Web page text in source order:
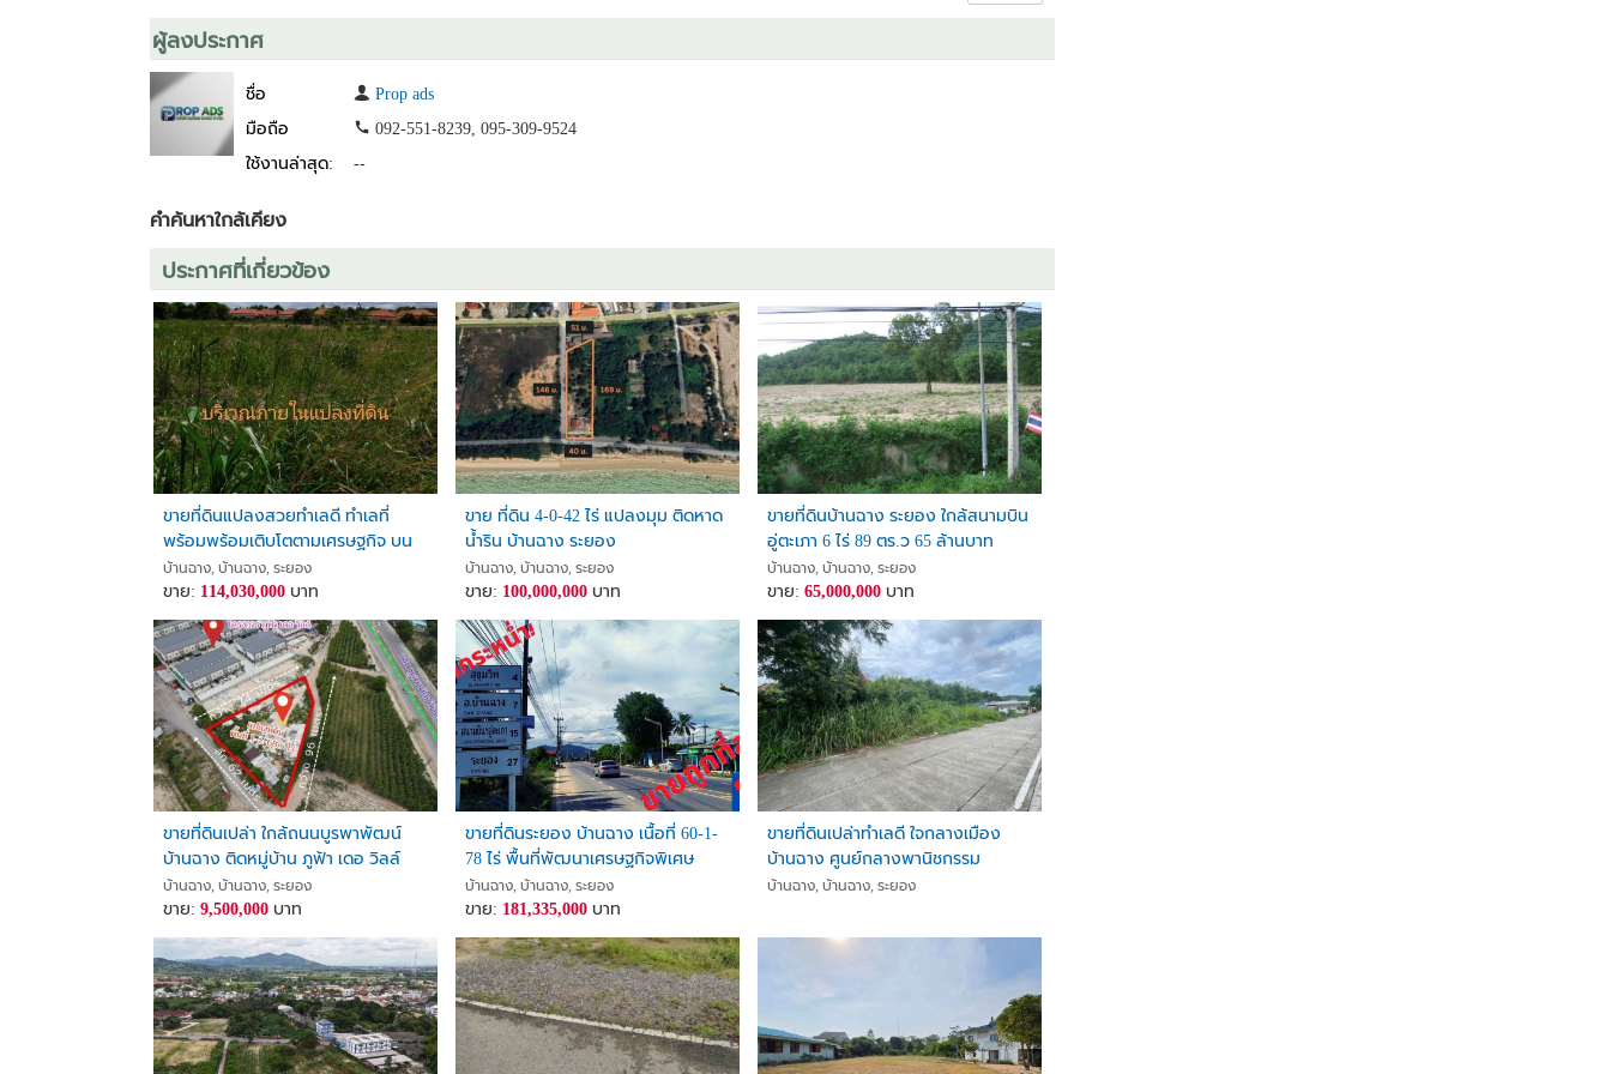
- นิคมอุตสาหกรรมมาบตาพุด
ราคาขายทั้งหมด : 3,626,000 บาท
ราคาตารางวาละ : 14,000 บาท
(หากสนใจซื้อแบบผ่อน สามารถโทรสอบถามรายละเอียดเพิ่มเติมได้)
ผู้ลงประกาศ
ชื่อ
Prop ads
มือถือ
092-551-8239, 095-309-9524
ใช้งานล่าสุด:
--
คำค้นหาใกล้เคียง
ประกาศที่เกี่ยวข้อง
ขายที่ดินแปลงสวยทำเลดี ทำเลที่
พร้อมพร้อมเติบโตตามเศรษฐกิจ บน
พื้นที่สีส้ม 19ไร่ 2 งาน อ.บ้านฉาง
จ.ระยอง
บ้านฉาง, บ้านฉาง, ระยอง
ขาย: 114,030,000บาท
ขาย ที่ดิน 4-0-42 ไร่ แปลงมุม ติดหาด
น้ำริน บ้านฉาง ระยอง
บ้านฉาง, บ้านฉาง, ระยอง
ขาย: 100,000,000 บาท
ขายที่ดินบ้านฉาง ระยอง ใกล้สนามบิน
อู่ตะเภา 6 ไร่ 89 ตร.ว 65 ล้านบาท
บ้านฉาง, บ้านฉาง, ระยอง
ขาย:65,000,000 บาท
ขายที่ดินเปล่า ใกล้ถนนบูรพาพัฒน์
บ้านฉาง ติดหมู่บ้าน ภูฟ้า เดอ วิลล์
บ้านฉาง, บ้านฉาง, ระยอง
ขาย: 9,500,000บาท
ขายที่ดินระยอง บ้านฉาง เนื้อที่ 60-1-
78 ไร่ พื้นที่พัฒนาเศรษฐกิจพิเศษ
EEC ใกล้ท่าเรือมาบตาพุต*ขายด่วน*
บ้านฉาง, บ้านฉาง, ระยอง
ขาย: 181,335,000 บาท
ขายที่ดินเปล่าทำเลดี ใจกลางเมือง
บ้านฉาง ศูนย์กลางพานิชกรรม
บ้านฉาง, บ้านฉาง, ระยอง